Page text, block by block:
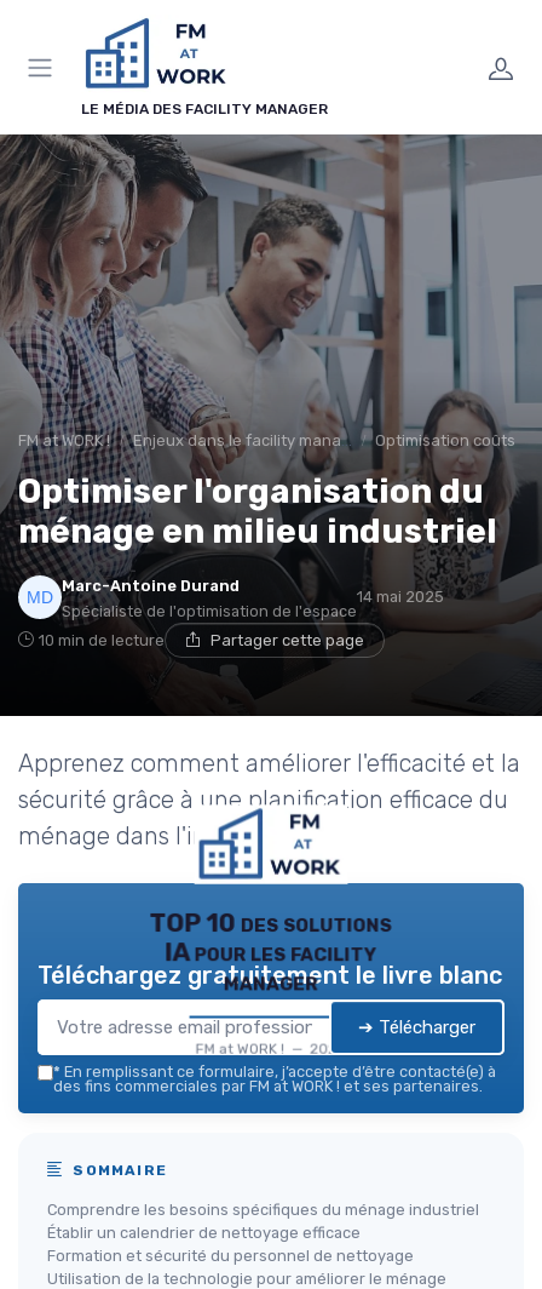
LE MÉDIA DES FACILITY MANAGER
FM at WORK ! Enjeux dans le facility management Optimisation coûts
Optimiser l'organisation du
ménage en milieu industriel
Marc-Antoine Durand
Spécialiste de l'optimisation de l'espace
14 mai 2025
10 min de lecture Partager cette page
Apprenez comment améliorer l'efficacité et la
sécurité grâce à une planification efficace du
ménage dans l'industrie.
TOP 10 des solutions
IA pour les facility
manager
FM at WORK ! — 2026
Téléchargez gratuitement le livre blanc
➔ Télécharger
* En remplissant ce formulaire, j’accepte d’être contacté(e) à
des fins commerciales par FM at WORK ! et ses partenaires.
SOMMAIRE
Comprendre les besoins spécifiques du ménage industriel
Établir un calendrier de nettoyage efficace
Formation et sécurité du personnel de nettoyage
Utilisation de la technologie pour améliorer le ménage
Panneau de gestion des cookies